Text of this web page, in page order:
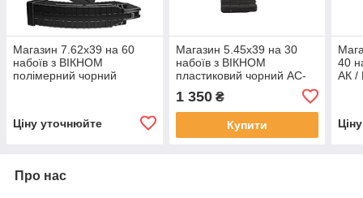
Магазин 7.62х39 на 60
набоїв з ВІКНОМ
полімерний чорний
Ціну уточнюйте
Магазин 5.45х39 на 30
набоїв з ВІКНОМ
пластиковий чорний AC-
1 350₴
Купити
40
АК /
Про нас